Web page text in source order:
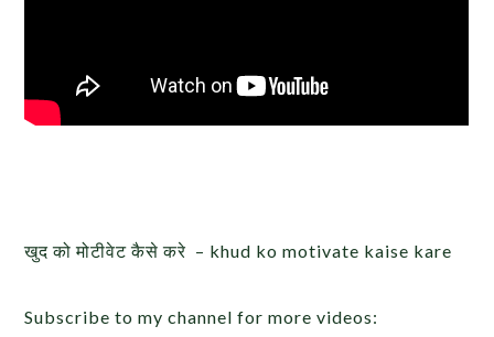
खुद को मोटीवेट कैसे करे – khud ko motivate kaise kare
Subscribe to my channel for more videos: